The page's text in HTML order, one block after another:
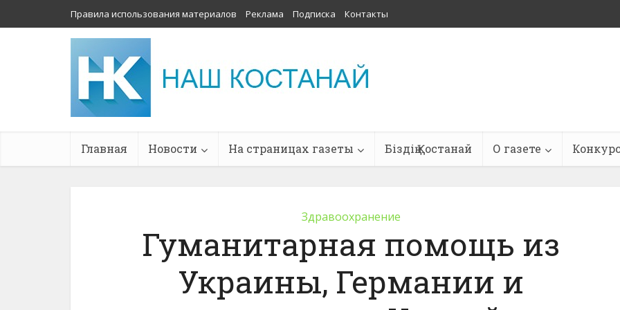
Правила использования материалов Реклама Подписка Контакты
Главная Новости На страницах газеты Біздің Қостанай О газете
Здравоохранение
Гуманитарная помощь из
Украины, Германии и